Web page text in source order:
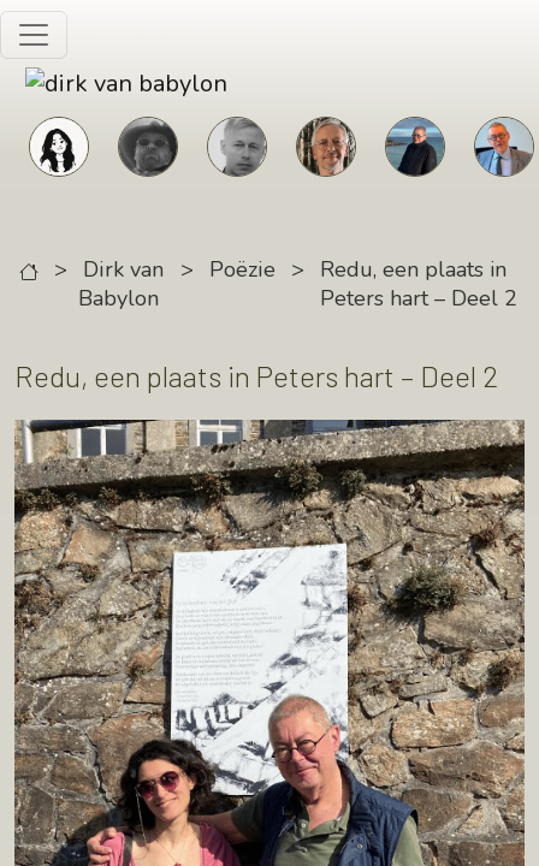
Skip to main content
>
Dirk van
Babylon
> Poëzie >
Redu, een plaats in
Peters hart – Deel 2
Redu, een plaats in Peters hart – Deel 2